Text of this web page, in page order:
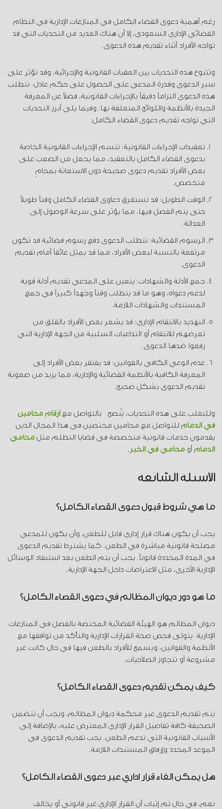
رغم أهمية دعوى القضاء الكامل في المنازعات الإدارية في النظام
القضائي الإداري السعودي، إلا أن هناك العديد من التحديات التي قد
تواجه الأفراد أثناء تقديم هذه الدعوى.
وتتنوع هذه التحديات بين العقبات القانونية والإجرائية، وقد تؤثر على
سير الدعوى وقدرة المدعي على الحصول على حكم عادل. تتطلب
هذه الدعوى التزاماً دقيقاً بالإجراءات القانونية، فضلاً عن المعرفة
الجيدة بالأنظمة واللوائح المتعلقة بها. وفيما يلي أبرز التحديات
التي تواجه تقديم دعوى القضاء الكامل:
تعقيدات الإجراءات القانونية: تتسم الإجراءات القانونية الخاصة
بدعوى القضاء الكامل بالتعقيد، مما يجعل من الصعب على
بعض الأفراد تقديم دعوى صحيحة دون الاستعانة بمحامٍ
متخصص.
الوقت الطويل: قد تستغرق دعاوى القضاء الكامل وقتاً طويلاً
حتى يتم الفصل فيها، مما يؤثر على سرعة الوصول إلى
العدالة.
الرسوم القضائية: تتطلب الدعوى دفع رسوم قضائية قد تكون
مرتفعة بالنسبة لبعض الأفراد، مما قد يمثل عائقاً أمام تقديم
الدعوى.
جمع الأدلة والشهادات: يتعين على المدعي تقديم أدلة قوية
لدعم دعواه، وهو ما قد يتطلب وقتاً وجهداً كبيراً في جمع
المستندات والشهادات اللازمة.
التهديد بالانتقام الإداري: قد يشعر بعض الأفراد بالقلق من
تعرضهم للانتقام أو التداعيات السلبية من الجهة الإدارية التي
رفعوا ضدها الدعوى.
عدم الوعي الكافي بالقوانين: قد يفتقر بعض الأفراد إلى
المعرفة الكافية بالأنظمة القضائية والإدارية، مما يزيد من صعوبة
تقديم الدعوى بشكل صحيح.
وللتغلب على هذه التحديات، يُنصح بالتواصل مع أرقام محامين
في الدمام للتواصل مع محامين مختصين في هذا المجال الذين
يقدمون خدمات قانونية متخصصة في قضايا التظلم مثلمحامي
الدمام أومحامي في الخبر .
الأسئلة الشائعة
ما هي شروط قبول دعوى القضاء الكامل؟
يجب أن يكون هناك قرار إداري قابل للطعن، وأن يكون للمدعي
مصلحة قانونية مباشرة في الطعن. كما يشترط تقديم الدعوى
في المدة المحددة قانوناً. يجب أن يتم الطعن بعد استنفاد الوسائل
الإدارية الأخرى، مثل الاعتراضات داخل الجهة الإدارية.
ما هو دور ديوان المظالم في دعوى القضاء الكامل؟
ديوان المظالم هو الهيئة القضائية المختصة بالفصل في المنازعات
الإدارية. يتولى فحص صحة القرارات الإدارية والتأكد من توافقها مع
الأنظمة والقوانين، ويسمح للأفراد بالطعن فيها في حال كانت غير
مشروعة أو تتجاوز الصلاحيات.
كيف يمكن تقديم دعوى القضاء الكامل؟
يتم تقديم الدعوى عبر محكمة ديوان المظالم، ويجب أن تتضمن
الصحيفة كافة تفاصيل القرار الإداري المعترض عليه، بالإضافة إلى
الأسباب القانونية التي تدعم الطعن. يجب تقديم الدعوى في
الموعد المحدد وإرفاق المستندات اللازمة.
هل يمكن إلغاء قرار إداري عبر دعوى القضاء الكامل؟
نعم، في حال تم إثبات أن القرار الإداري غير قانوني أو يخالف